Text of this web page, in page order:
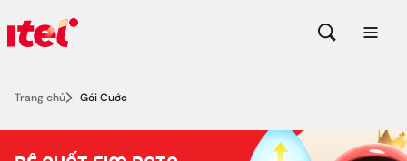
Trang chủ Gói Cước